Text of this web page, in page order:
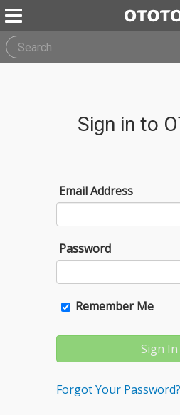
Sign in to
Email Address
Password
Remember Me
Forgot Your Password?